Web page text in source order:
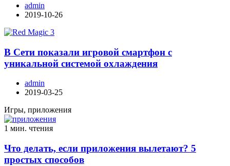
admin
2019-10-26
В Сети показали игровой смартфон с
уникальной системой охлаждения
admin
2019-03-25
Игры, приложения
1 мин. чтения
Что делать, если приложения вылетают? 5
простых способов